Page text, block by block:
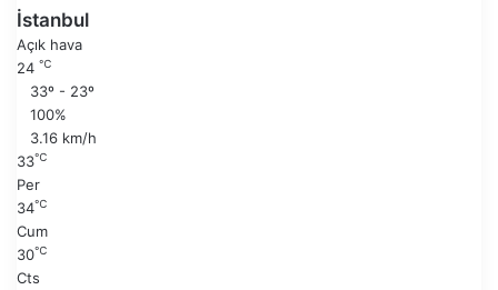
i
a
y
f
a
a
i
s
a
y
f
İstanbul
Açık hava
24 ℃
33º - 23º
100%
3.16 km/h
33℃
Per
34℃
Cum
30℃
Cts